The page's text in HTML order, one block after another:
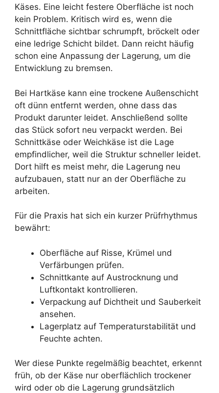
Käses. Eine leicht festere Oberfläche ist noch
kein Problem. Kritisch wird es, wenn die
Schnittfläche sichtbar schrumpft, bröckelt oder
eine ledrige Schicht bildet. Dann reicht häufig
schon eine Anpassung der Lagerung, um die
Entwicklung zu bremsen.
Bei Hartkäse kann eine trockene Außenschicht
oft dünn entfernt werden, ohne dass das
Produkt darunter leidet. Anschließend sollte
das Stück sofort neu verpackt werden. Bei
Schnittkäse oder Weichkäse ist die Lage
empfindlicher, weil die Struktur schneller leidet.
Dort hilft es meist mehr, die Lagerung neu
aufzubauen, statt nur an der Oberfläche zu
arbeiten.
Für die Praxis hat sich ein kurzer Prüfrhythmus
bewährt:
Oberfläche auf Risse, Krümel und
Verfärbungen prüfen.
Schnittkante auf Austrocknung und
Luftkontakt kontrollieren.
Verpackung auf Dichtheit und Sauberkeit
ansehen.
Lagerplatz auf Temperaturstabilität und
Feuchte achten.
Wer diese Punkte regelmäßig beachtet, erkennt
früh, ob der Käse nur oberflächlich trockener
wird oder ob die Lagerung grundsätzlich